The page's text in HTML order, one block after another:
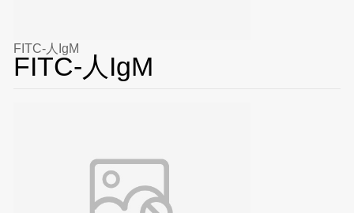
FITC-人IgM
FITC-人IgM